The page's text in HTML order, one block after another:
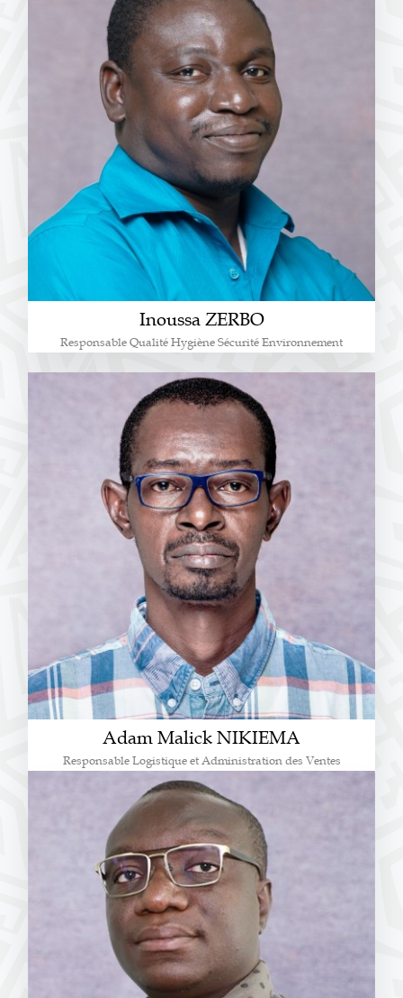
Inoussa ZERBO
Responsable Qualité Hygiène Sécurité Environnement
Adam Malick NIKIEMA
Responsable Logistique et Administration des Ventes